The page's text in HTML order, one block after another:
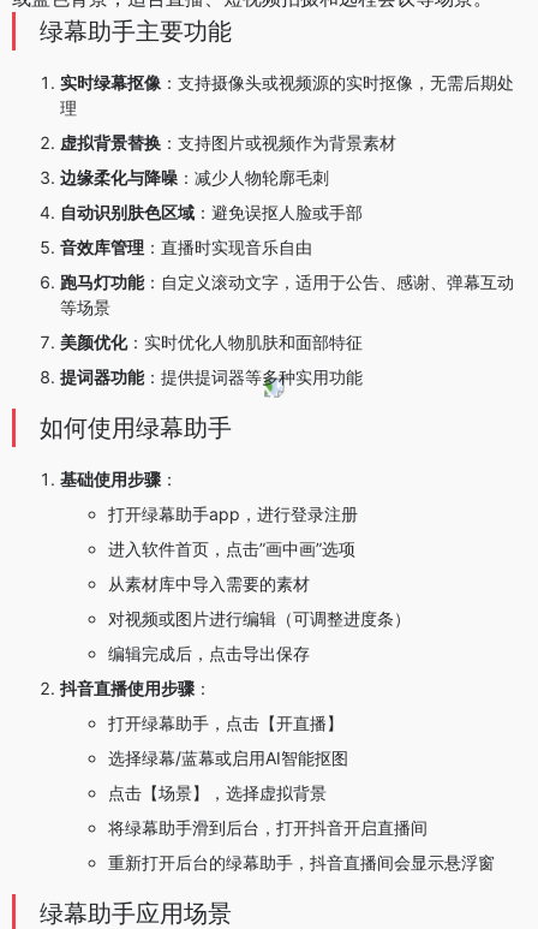
绿幕助手主要功能
实时绿幕抠像 ：支持摄像头或视频源的实时抠像，无需后期处
理
虚拟背景替换 ：支持图片或视频作为背景素材
边缘柔化与降噪 ：减少人物轮廓毛刺
自动识别肤色区域 ：避免误抠人脸或手部
音效库管理 ：直播时实现音乐自由
跑马灯功能：自定义滚动文字，适用于公告、感谢、弹幕互动
等场景
美颜优化：实时优化人物肌肤和面部特征
提词器功能：提供提词器等多种实用功能
如何使用绿幕助手
基础使用步骤 ：
打开绿幕助手app，进行登录注册
进入软件首页，点击”画中画”选项
从素材库中导入需要的素材
对视频或图片进行编辑（可调整进度条）
编辑完成后，点击导出保存
抖音直播使用步骤 ：
打开绿幕助手，点击【开直播】
选择绿幕/蓝幕或启用AI智能抠图
点击【场景】，选择虚拟背景
将绿幕助手滑到后台，打开抖音开启直播间
重新打开后台的绿幕助手，抖音直播间会显示悬浮窗
绿幕助手应用场景